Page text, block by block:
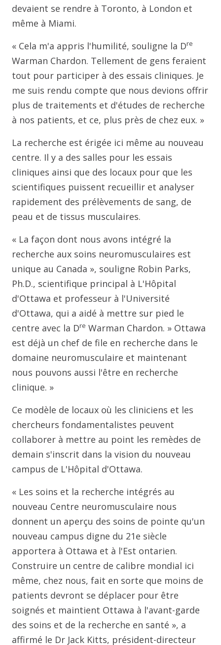
devaient se rendre à Toronto, à London et
même à Miami.
« Cela m'a appris l'humilité, souligne la Dre
Warman Chardon. Tellement de gens feraient
tout pour participer à des essais cliniques. Je
me suis rendu compte que nous devions offrir
plus de traitements et d'études de recherche
à nos patients, et ce, plus près de chez eux. »
La recherche est érigée ici même au nouveau
centre. Il y a des salles pour les essais
cliniques ainsi que des locaux pour que les
scientifiques puissent recueillir et analyser
rapidement des prélèvements de sang, de
peau et de tissus musculaires.
« La façon dont nous avons intégré la
recherche aux soins neuromusculaires est
unique au Canada », souligne Robin Parks,
Ph.D., scientifique principal à L'Hôpital
d'Ottawa et professeur à l'Université
d'Ottawa, qui a aidé à mettre sur pied le
centre avec la Dre Warman Chardon. » Ottawa
est déjà un chef de file en recherche dans le
domaine neuromusculaire et maintenant
nous pouvons aussi l'être en recherche
clinique. »
Ce modèle de locaux où les cliniciens et les
chercheurs fondamentalistes peuvent
collaborer à mettre au point les remèdes de
demain s'inscrit dans la vision du nouveau
campus de L'Hôpital d'Ottawa.
« Les soins et la recherche intégrés au
nouveau Centre neuromusculaire nous
donnent un aperçu des soins de pointe qu'un
nouveau campus digne du 21e siècle
apportera à Ottawa et à l'Est ontarien.
Construire un centre de calibre mondial ici
même, chez nous, fait en sorte que moins de
patients devront se déplacer pour être
soignés et maintient Ottawa à l'avant-garde
des soins et de la recherche en santé », a
affirmé le Dr Jack Kitts, président-directeur